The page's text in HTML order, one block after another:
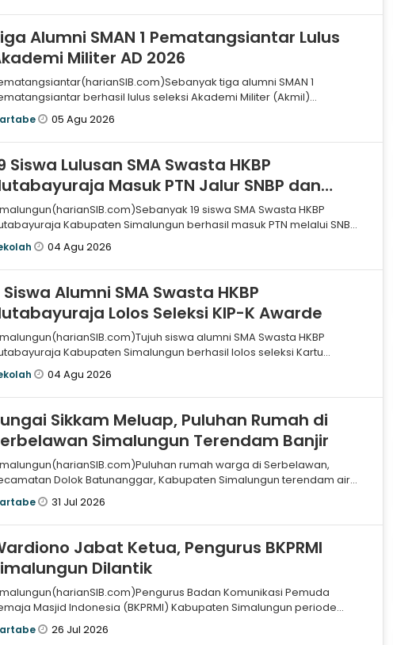
Alumni SMAN 1 Pematangsiantar Lulus
Militer AD 2026
tiga alumni SMAN 1
berhasil lulus seleksi Akademi Militer (Akmil)
Darat (AD)
05 Agu 2026
Siswa Lulusan SMA Swasta HKBP
Masuk PTN Jalur SNBP dan
19 siswa SMA Swasta HKBP
Kabupaten Simalungun berhasil masuk PTN melalui SNBP
SNBT tahun04 Agu 2026
Siswa Alumni SMA Swasta HKBP
Lolos Seleksi KIP-K Awarde
siswa alumni SMA Swasta HKBP
Kabupaten Simalungun berhasil lolos seleksi Kartu
Pintar
04 Agu 2026
Sikkam Meluap, Puluhan Rumah di
Simalungun Terendam Banjir
rumah warga di Serbelawan,
Dolok Batunanggar, Kabupaten Simalungun terendam air
air Sungai31 Jul 2026
Jabat Ketua, Pengurus BKPRMI
Dilantik
Badan Komunikasi Pemuda
Masjid Indonesia (BKPRMI) Kabupaten Simalungun periode
dilantik
26 Jul 2026